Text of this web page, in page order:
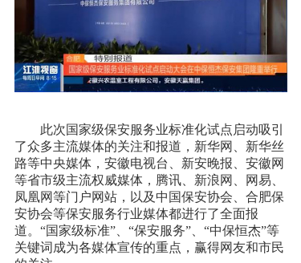
此次国家级保安服务业标准化试点启动吸引
了众多主流媒体的关注和报道，新华网、新华丝
路等中央媒体，安徽电视台、新安晚报、安徽网
等省市级主流权威媒体，腾讯、新浪网、网易、
凤凰网等门户网站，以及中国保安协会、合肥保
安协会等保安服务行业媒体都进行了全面报
道。“国家级标准”、“保安服务”、“中保恒杰”等
关键词成为各媒体宣传的重点，赢得网友和市民